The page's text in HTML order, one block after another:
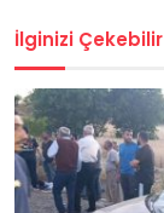
İlginizi Çekebilir